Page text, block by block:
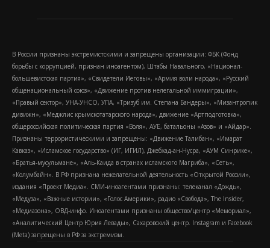
В России признаны экстремистскими и запрещены организации: ФБК (Фонд
борьбы с коррупцией, признан иноагентом), Штабы Навального, «Национал-
большевистская партия», «Свидетели Иеговы», «Армия воли народа», «Русский
общенациональный союз», «Движение против нелегальной иммиграции»,
«Правый сектор», УНА-УНСО, УПА, «Тризуб им. Степана Бандеры», «Мизантропик
дивижн», «Меджлис крымскотатарского народа», движение «Артподготовка»,
общероссийская политическая партия «Воля», АУЕ, батальоны «Азов» и «Айдар».
Признаны террористическими и запрещены: «Движение Талибан», «Имарат
Кавказ», «Исламское государство» (ИГ, ИГИЛ), Джебхад-ан-Нусра, «АУМ Синрике»,
«Братья-мусульмане», «Аль-Каида в странах исламского Магриба», «Сеть»,
«Колумбайн». В РФ признана нежелательной деятельность «Открытой России»,
издания «Проект Медиа». СМИ-иноагентами признаны: телеканал «Дождь»,
«Медуза», «Важные истории», «Голос Америки», радио «Свобода», The Insider,
«Медиазона», ОВД-инфо. Иноагентами признаны общество/центр «Мемориал»,
«Аналитический Центр Юрия Левады», Сахаровский центр. Instagram и Facebook
(Metа) запрещены в РФ за экстремизм.